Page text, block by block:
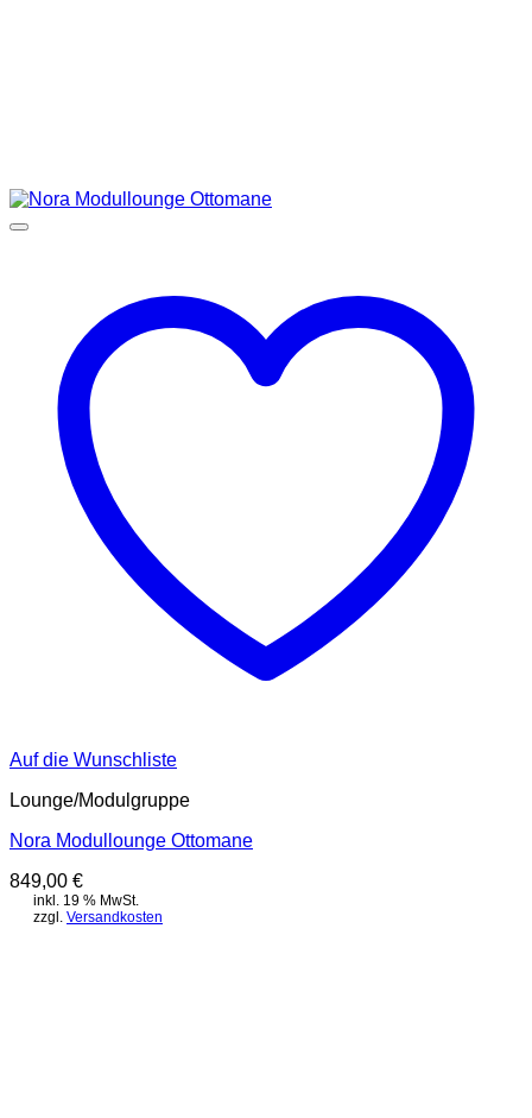
Auf die Wunschliste
Lounge/Modulgruppe
Nora Modullounge Ottomane
849,00 €
inkl. 19 % MwSt.
zzgl. Versandkosten